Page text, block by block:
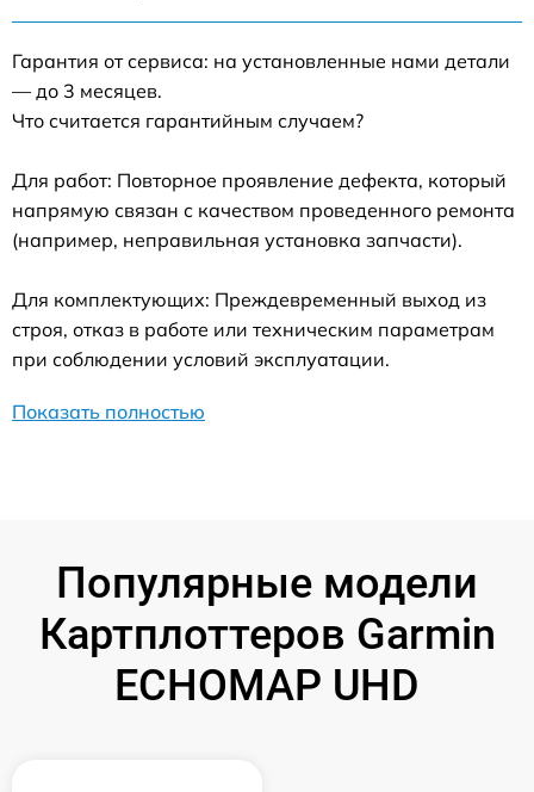
Гарантия от сервиса: на установленные нами детали
— до 3 месяцев.
Что считается гарантийным случаем?
Для работ: Повторное проявление дефекта, который
напрямую связан с качеством проведенного ремонта
(например, неправильная установка запчасти).
Для комплектующих: Преждевременный выход из
строя, отказ в работе или техническим параметрам
при соблюдении условий эксплуатации.
Показать полностью
Популярные модели
Картплоттеров Garmin
ECHOMAP UHD